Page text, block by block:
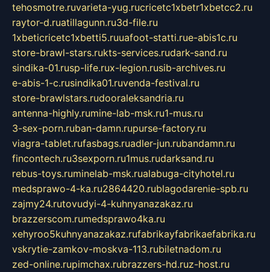
tehosmotre.ruvarieta-yug.rucricetc1xbetr1xbetcc2.ru
raytor-d.ruatillagunn.ru3d-file.ru
1xbeticricetc1xbetti5.ruuafoot-statti.rue-abis1c.ru
store-brawl-stars.rukts-services.rudark-sand.ru
sindika-01.rusp-life.rux-legion.rusib-archives.ru
e-abis-1-c.rusindika01.ruvenda-festival.ru
store-brawlstars.rudooraleksandria.ru
antenna-highly.rumine-lab-msk.ru1-mus.ru
3-sex-porn.ruban-damn.rupurse-factory.ru
viagra-tablet.rufasbags.ruadler-jun.rubandamn.ru
fincontech.ru3sexporn.ru1mus.rudarksand.ru
rebus-toys.ruminelab-msk.rualabuga-cityhotel.ru
medsprawo-4-ka.ru2864420.rublagodarenie-spb.ru
zajmy24.rutovudyi-4-kuhnyanazakaz.ru
brazzerscom.rumedsprawo4ka.ru
xehyroo5kuhnyanazakaz.rufabrikayfabrikaefabrika.ru
vskrytie-zamkov-moskva-113.rubiletnadom.ru
zed-online.rupimchax.rubrazzers-hd.ruz-host.ru